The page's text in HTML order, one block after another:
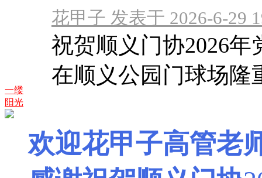
一缕
阳光
花甲子 发表于 2026-6-29
祝贺顺义门协2026
在顺义公园门球场隆
欢迎花甲子高管老